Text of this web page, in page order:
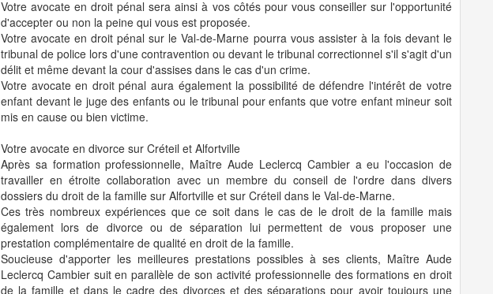
Votre avocate en droit pénal sera ainsi à vos côtés pour vous conseiller sur l'opportunité
d'accepter ou non la peine qui vous est proposée.
Votre avocate en droit pénal sur le Val-de-Marne pourra vous assister à la fois devant le
tribunal de police lors d'une contravention ou devant le tribunal correctionnel s'il s'agit d'un
délit et même devant la cour d'assises dans le cas d'un crime.
Votre avocate en droit pénal aura également la possibilité de défendre l'intérêt de votre
enfant devant le juge des enfants ou le tribunal pour enfants que votre enfant mineur soit
mis en cause ou bien victime.
Votre avocate en divorce sur Créteil et Alfortville
Après sa formation professionnelle, Maître Aude Leclercq Cambier a eu l'occasion de
travailler en étroite collaboration avec un membre du conseil de l'ordre dans divers
dossiers du droit de la famille sur Alfortville et sur Créteil dans le Val-de-Marne.
Ces très nombreux expériences que ce soit dans le cas de le droit de la famille mais
également lors de divorce ou de séparation lui permettent de vous proposer une
prestation complémentaire de qualité en droit de la famille.
Soucieuse d'apporter les meilleures prestations possibles à ses clients, Maître Aude
Leclercq Cambier suit en parallèle de son activité professionnelle des formations en droit
de la famille et dans le cadre des divorces et des séparations pour avoir toujours une